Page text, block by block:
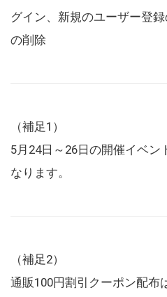
グイン、新規のユーザー登
の削除
（補足1）
5月24日～26日の開催イベン
なります。
（補足2）
通販100円割引クーポン配布